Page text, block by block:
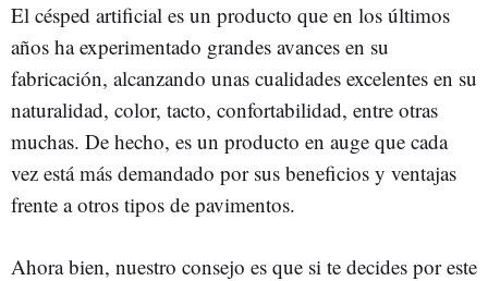
El césped artificial es un producto que en los últimos
años ha experimentado grandes avances en su
fabricación, alcanzando unas cualidades excelentes en su
naturalidad, color, tacto, confortabilidad, entre otras
muchas. De hecho, es un producto en auge que cada
vez está más demandado por sus beneficios y ventajas
frente a otros tipos de pavimentos.
Ahora bien, nuestro consejo es que si te decides por este